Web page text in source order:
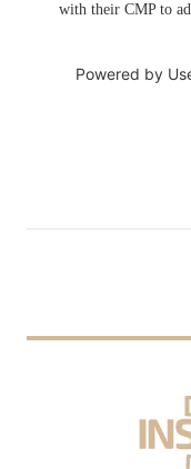
with their CMP to
Powered by